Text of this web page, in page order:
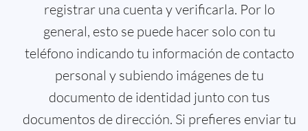
registrar una cuenta y verificarla. Por lo
general, esto se puede hacer solo con tu
teléfono indicando tu información de contacto
personal y subiendo imágenes de tu
documento de identidad junto con tus
documentos de dirección. Si prefieres enviar tu